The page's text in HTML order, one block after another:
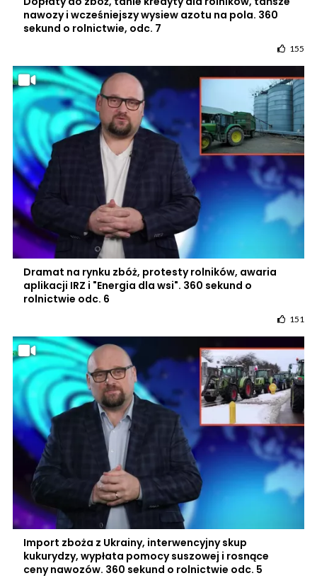
nawozy i wcześniejszy wysiew azotu na pola. 360
sekund o rolnictwie, odc. 7
155
Dramat na rynku zbóż, protesty rolników, awaria
aplikacji IRZ i "Energia dla wsi". 360 sekund o
rolnictwie odc. 6
151
Import zboża z Ukrainy, interwencyjny skup
kukurydzy, wypłata pomocy suszowej i rosnące
ceny nawozów. 360 sekund o rolnictwie odc. 5